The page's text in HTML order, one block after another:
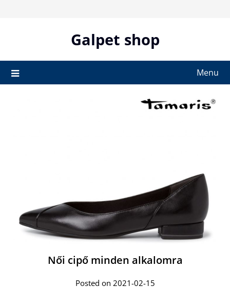
Galpet shop
Menu
Női cipő minden alkalomra
Posted on 2021-02-15